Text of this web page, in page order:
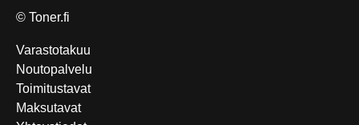
© Toner.fi
Varastotakuu
Noutopalvelu
Toimitustavat
Maksutavat